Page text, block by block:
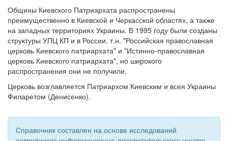
Общины Киевского Патриархата распространены
преимущественно в Киевской и Черкасской областях, а также
на западных территориях Украины. В 1995 году были созданы
структуры УПЦ КП и в России, т.н. "Российская православная
церковь Киевского патриархата" и "Истинно-православная
церковь Киевского патриархата", но широкого
распространения они не получили.
Церковь возглавляется Патриархом Киевским и всея Украины
Филаретом (Денисенко).
Справочник составлен на основе исследований